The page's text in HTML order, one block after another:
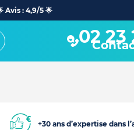
Avis : 4,9/5 🌟
02 23
+30 ans d’expertise dans